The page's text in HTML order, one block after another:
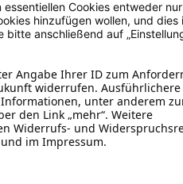
Barf-Ergänzung
0 - 0,5 Liter , 0,5 - 1 Liter
Schaf